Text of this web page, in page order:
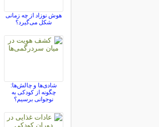
هوش نوزاد از چه زمانی
شکل می‌گیرد؟
شادی‌ها و چالش‌ها:
چگونه از کودکی به
نوجوانی برسیم؟